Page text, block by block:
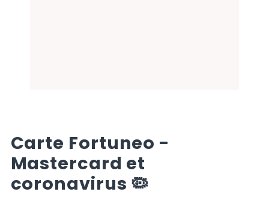
Carte Fortuneo -
Mastercard et
coronavirus 🦠